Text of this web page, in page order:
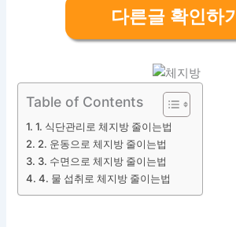
다른글 확인하기
Table of Contents
1. 식단관리로 체지방 줄이는법
2. 운동으로 체지방 줄이는법
3. 수면으로 체지방 줄이는법
4. 물 섭취로 체지방 줄이는법